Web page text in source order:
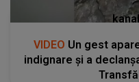
VIDEO Un gest
indignare și a